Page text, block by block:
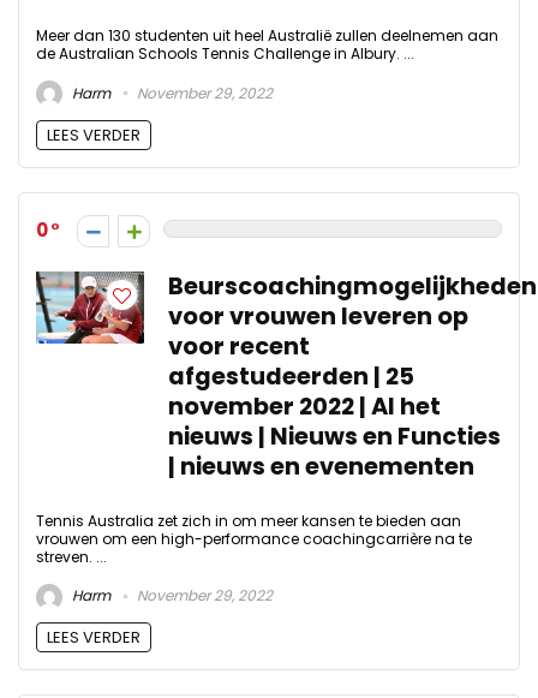
Meer dan 130 studenten uit heel Australië zullen deelnemen aan
de Australian Schools Tennis Challenge in Albury. ...
Harm
November 29, 2022
LEES VERDER
0
Beurscoachingmogelijkheden
voor vrouwen leveren op
voor recent
afgestudeerden | 25
november 2022 | Al het
nieuws | Nieuws en Functies
| nieuws en evenementen
Tennis Australia zet zich in om meer kansen te bieden aan
vrouwen om een ​​high-performance coachingcarrière na te
streven. ...
Harm
November 29, 2022
LEES VERDER